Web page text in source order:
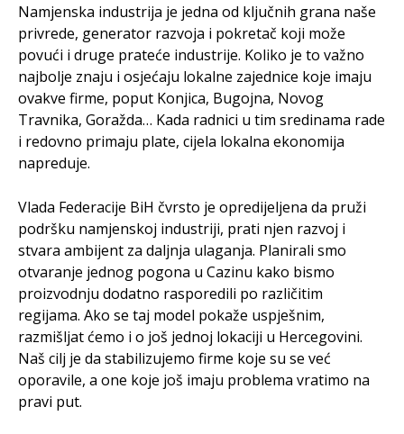
Namjenska industrija je jedna od ključnih grana naše
privrede, generator razvoja i pokretač koji može
povući i druge prateće industrije. Koliko je to važno
najbolje znaju i osjećaju lokalne zajednice koje imaju
ovakve firme, poput Konjica, Bugojna, Novog
Travnika, Goražda… Kada radnici u tim sredinama rade
i redovno primaju plate, cijela lokalna ekonomija
napreduje.
Vlada Federacije BiH čvrsto je opredijeljena da pruži
podršku namjenskoj industriji, prati njen razvoj i
stvara ambijent za daljnja ulaganja. Planirali smo
otvaranje jednog pogona u Cazinu kako bismo
proizvodnju dodatno rasporedili po različitim
regijama. Ako se taj model pokaže uspješnim,
razmišljat ćemo i o još jednoj lokaciji u Hercegovini.
Naš cilj je da stabilizujemo firme koje su se već
oporavile, a one koje još imaju problema vratimo na
pravi put.